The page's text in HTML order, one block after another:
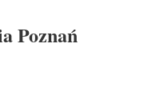
Poznań